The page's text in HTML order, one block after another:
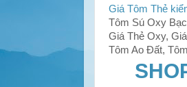
Giá Tôm Thẻ
Tôm Sú Oxy
Giá Thẻ Oxy,
Tôm Ao Đất,